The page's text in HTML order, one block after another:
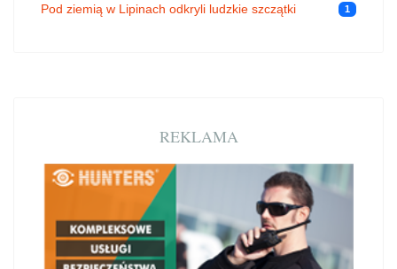
Pod ziemią w Lipinach odkryli ludzkie szczątki 1
REKLAMA